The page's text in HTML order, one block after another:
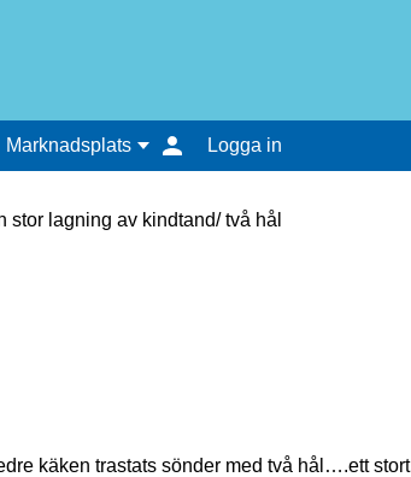
Marknadsplats Logga in
stor lagning av kindtand/ två hål
käken trastats sönder med två hål….ett stort